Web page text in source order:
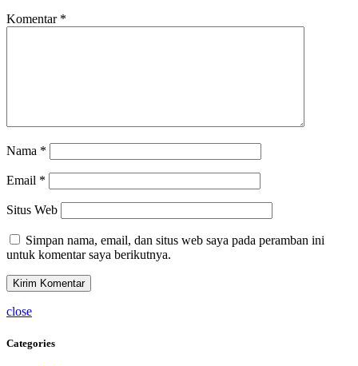
Komentar *
Nama *
Email *
Situs Web
Simpan nama, email, dan situs web saya pada peramban ini
untuk komentar saya berikutnya.
close
Categories